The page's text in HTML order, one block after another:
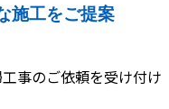
施工をご提案
事のご依頼を受け付け